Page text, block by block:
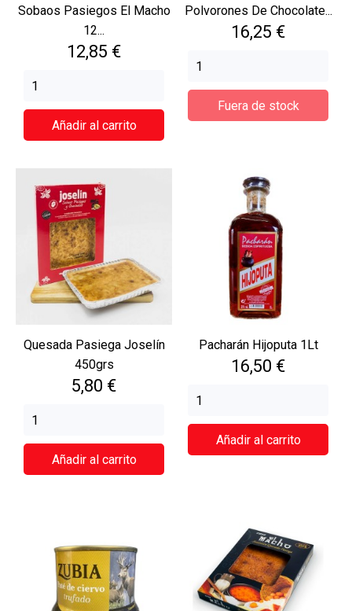
Sobaos Pasiegos El Macho
12...
Precio
12,85 €
Añadir al carrito
Polvorones De Chocolate...
Precio
16,25 €
Fuera de stock
Quesada Pasiega Joselín
450grs
Precio
5,80 €
Añadir al carrito
Pacharán Hijoputa 1Lt
Precio
16,50 €
Añadir al carrito